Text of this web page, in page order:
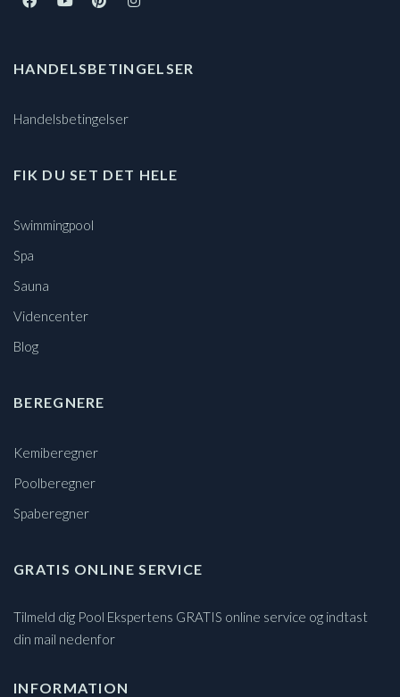
HANDELSBETINGELSER
Handelsbetingelser
FIK DU SET DET HELE
Swimmingpool
Spa
Sauna
Videncenter
Blog
BEREGNERE
Kemiberegner
Poolberegner
Spaberegner
GRATIS ONLINE SERVICE
Tilmeld dig Pool Ekspertens GRATIS online service og indtast
din mail nedenfor
INFORMATION